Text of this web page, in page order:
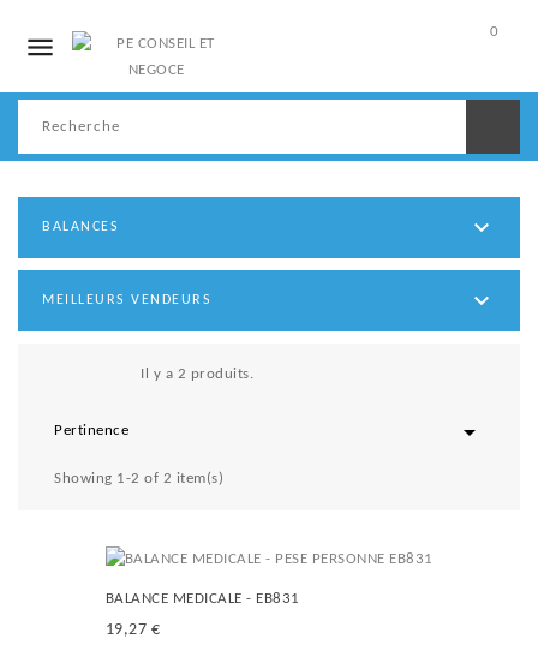
 0
BALANCES 
MEILLEURS VENDEURS 
Il y a 2 produits.
Pertinence 
Showing 1-2 of 2 item(s)
BALANCE MEDICALE - EB831
19,27 €